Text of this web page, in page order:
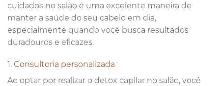
cuidados no salão é uma excelente maneira de
manter a saúde do seu cabelo em dia,
especialmente quando você busca resultados
duradouros e eficazes.
1. Consultoria personalizada
Ao optar por realizar o detox capilar no salão, você